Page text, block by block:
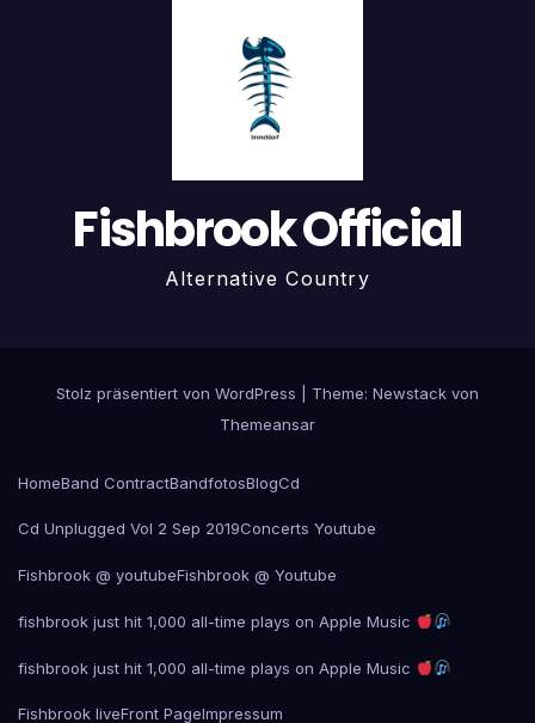
Fishbrook Official
Alternative Country
Stolz präsentiert von WordPress Theme: Newstack von
Themeansar
HomeBand ContractBandfotosBlogCd
Cd Unplugged Vol 2 Sep 2019Concerts Youtube
Fishbrook @ youtubeFishbrook @ Youtube
fishbrook just hit 1,000 all-time plays on Apple Music
fishbrook just hit 1,000 all-time plays on Apple Music
Fishbrook liveFront PageImpressum